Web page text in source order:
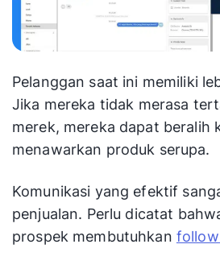
Pelanggan saat ini memiliki
Jika mereka tidak merasa
merek, mereka dapat beralih
menawarkan produk serupa.
Komunikasi yang efektif
penjualan. Perlu dicatat
prospek membutuhkan